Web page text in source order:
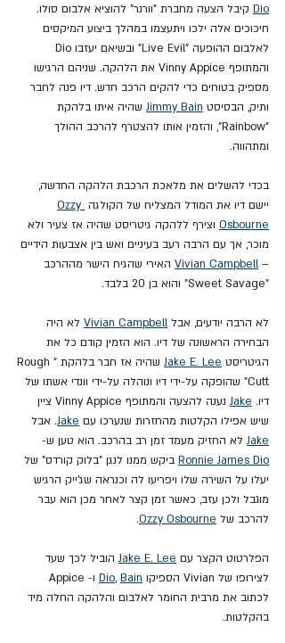
Dio קיבל הצעה מחברת "וורנר" להוציא אלבום סולו.
חיכוכים אלה ילכו ויתעצמו במהלך ביצוע המיקסים
והמתופף Vinny Appice את הלהקה. שניהם הרגישו
מספיק בטוחים כדי להקים הרכב חדש. דיו פנה לחבר
ותיק, הבסיסט Jimmy Bain שהיה איתו בלהקת
"Rainbow", והזמין אותו להצטרף להרכב ההולך
ומתהווה.
בכדי להשלים את מלאכת הרכבת הלהקה החדשה,
יישם דיו את המודל המצליח של הקולגה Ozzy
Osbourne וצירף ללהקה גיטריסט שהיה אז צעיר ולא
מוכר, אך עם הרבה רעב בעיניים ואש בין אצבעות הידיים
–
Vivian Campbell האירי שהגיח הישר מההרכב
"Sweet Savage" והוא בן 20 בלבד.
לא הרבה יודעים, אבל Vivian Campbell לא היה
הבחירה הראשונה של דיו. הוא הזמין קודם כל את
הגיטריסט Jake E. Lee
שהיה אז חבר בלהקת "Rough
Cutt" שהופקה על-ידי דיו ונוהלה על-ידי וונדי אשתו של
דיו. Jake
נענה להצעה והמתופף Vinny Appice ציין
שיש אפילו הקלטות מהחזרות שנערכו עם Jake. אבל
Jake לא החזיק מעמד זמן רב בהרכב. הוא טען ש-
Ronnie James Dio ביקש ממנו לנגן "בלוק קורדס" של
יעלו על השירה שלו ויפריעו לה וכנראה שג'ייק הרגיש
מוגבל ולכן עזב, כאשר זמן קצר לאחר מכן הוא עבר
להרכב של Ozzy Osbourne
.
הפלרטוט הקצר עם Jake E. Lee הוביל לכך שעד
לצירופו של Vivian הספיקו
Dio, Bain
לכתוב את מרבית החומר לאלבום והלהקה החלה מיד
בהקלטות.